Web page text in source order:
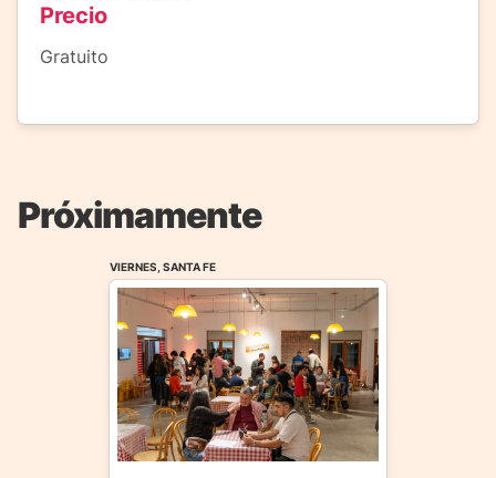
Precio
Gratuito
Próximamente
VIERNES, SANTA FE